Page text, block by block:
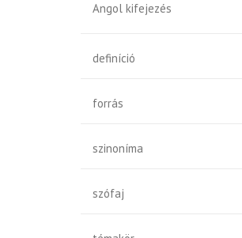
Angol kifejezés
definíció
forrás
szinoníma
szófaj